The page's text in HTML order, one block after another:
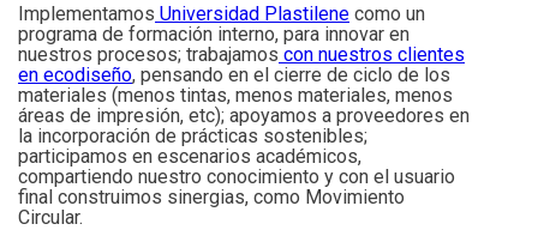
Implementamos Universidad Plastilene como un
programa de formación interno, para innovar en
nuestros procesos; trabajamos con nuestros clientes
en ecodiseño, pensando en el cierre de ciclo de los
materiales (menos tintas, menos materiales, menos
áreas de impresión, etc); apoyamos a proveedores en
la incorporación de prácticas sostenibles;
participamos en escenarios académicos,
compartiendo nuestro conocimiento y con el usuario
final construimos sinergias, como Movimiento
Circular.